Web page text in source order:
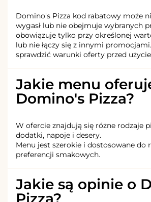
Domino's Pizza kod rabatowy może
wygasł lub nie obejmuje wybranych
obowiązuje tylko przy określonej
lub nie łączy się z innymi
sprawdzić warunki oferty przed
Jakie menu
Domino's Pizza?
W ofercie znajdują się różne rodzaje
dodatki, napoje i desery.
Menu jest szerokie i dostosowane do
preferencji smakowych.
Jakie są opinie o
Pizza?